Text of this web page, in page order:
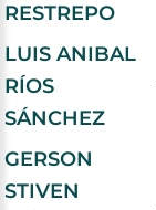
RESTREPO
LUIS ANIBAL
RÍOS
SÁNCHEZ
GERSON
STIVEN